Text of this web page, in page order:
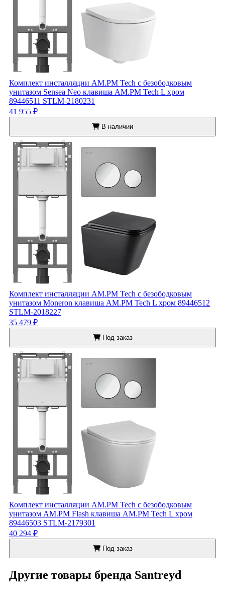
Комплект инсталляции AM.PM Tech с безободковым
унитазом Sensea Neo клавиша AM.PM Tech L хром
89446511 STLM-2180231
41 955 ₽
В наличии
Комплект инсталляции AM.PM Tech с безободковым
унитазом Moneron клавиша AM.PM Tech L хром 89446512
STLM-2018227
35 479 ₽
Под заказ
Комплект инсталляции AM.PM Tech с безободковым
унитазом AM.PM Flash клавиша AM.PM Tech L хром
89446503 STLM-2179301
40 294 ₽
Под заказ
Другие товары бренда Santreyd